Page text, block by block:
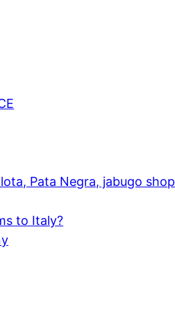
Pata Negra, jabugo shop
to Italy?